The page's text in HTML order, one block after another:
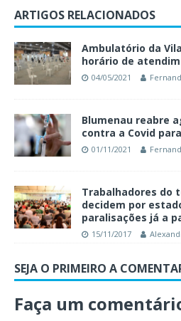
ARTIGOS RELACIONADOS
Ambulatório da
horário de
04/05/2021
Blumenau reabre
contra a Covid
01/11/2021
Trabalhadores do
decidem por
paralisações já a
15/11/2017
SEJA O PRIMEIRO A
Faça um